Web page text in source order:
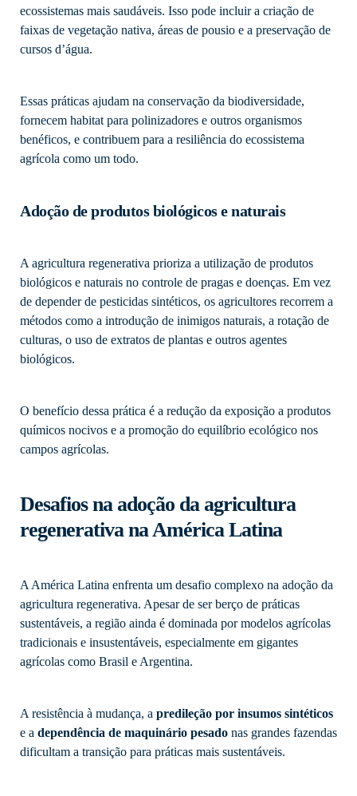
ecossistemas mais saudáveis. Isso pode incluir a criação de
faixas de vegetação nativa, áreas de pousio e a preservação de
cursos d’água.
Essas práticas ajudam na conservação da biodiversidade,
fornecem habitat para polinizadores e outros organismos
benéficos, e contribuem para a resiliência do ecossistema
agrícola como um todo.
Adoção de produtos biológicos e naturais
A agricultura regenerativa prioriza a utilização de produtos
biológicos e naturais no controle de pragas e doenças. Em vez
de depender de pesticidas sintéticos, os agricultores recorrem a
métodos como a introdução de inimigos naturais, a rotação de
culturas, o uso de extratos de plantas e outros agentes
biológicos.
O benefício dessa prática é a redução da exposição a produtos
químicos nocivos e a promoção do equilíbrio ecológico nos
campos agrícolas.
Desafios na adoção da agricultura
regenerativa na América Latina
A América Latina enfrenta um desafio complexo na adoção da
agricultura regenerativa. Apesar de ser berço de práticas
sustentáveis, a região ainda é dominada por modelos agrícolas
tradicionais e insustentáveis, especialmente em gigantes
agrícolas como Brasil e Argentina.
A resistência à mudança, a predileção por insumos sintéticos
e a dependência de maquinário pesado nas grandes fazendas
dificultam a transição para práticas mais sustentáveis.